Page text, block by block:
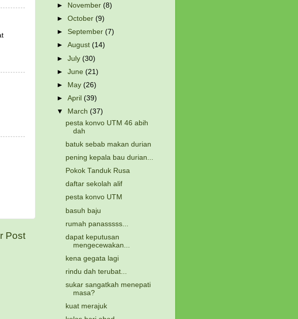
Post
►
November(8)
►October(9)
► September(7)
►August(14)
►July(30)
►June(21)
►
May(26)
►April(39)
▼
March(37)
pesta konvo UTM 46 abih
dah
batuk sebab makan durian
pening kepala bau durian...
Pokok Tanduk Rusa
daftar sekolah alif
pesta konvo UTM
basuh baju
rumah panasssss...
dapat keputusan
mengecewakan...
kena gegata lagi
rindu dah terubat...
sukar sangatkah menepati
masa?
kuat merajuk